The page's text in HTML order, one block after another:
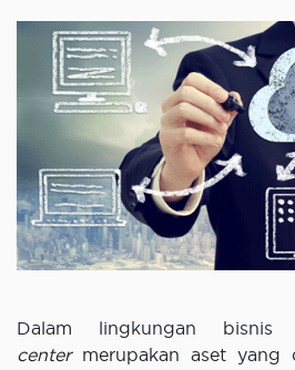
Dalam lingkungan
centermerupakan aset yang